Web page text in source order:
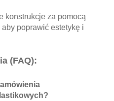
konstrukcje za pomocą
poprawić estetykę i
(FAQ):